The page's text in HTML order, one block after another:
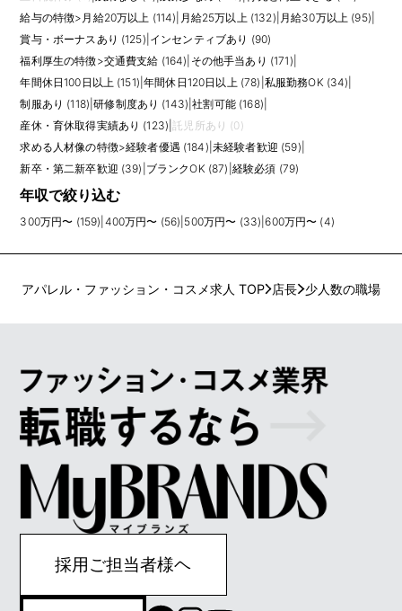
給与の特徴> 月給20万以上 (114) 月給25万以上 (132) 月給30万以上 (95)
賞与・ボーナスあり (125) インセンティブあり (90)
福利厚生の特徴>交通費支給 (164) その他手当あり (171)
年間休日100日以上 (151) |年間休日120日以上 (78) 私服勤務OK (34)
制服あり (118) |研修制度あり (143) |社割可能 (168)
産休・育休取得実績あり (123) |託児所あり (0)
求める人材像の特徴>経験者優遇 (184) 未経験者歓迎 (59)
新卒・第二新卒歓迎 (39) ブランクOK (87) 経験必須 (79)
年収で絞り込む
300万円〜 (159) 400万円〜 (56) 500万円〜 (33) |600万円〜 (4)
アパレル・ファッション・コスメ求人 TOP 店長 少人数の職場
採用ご担当者様ヘ